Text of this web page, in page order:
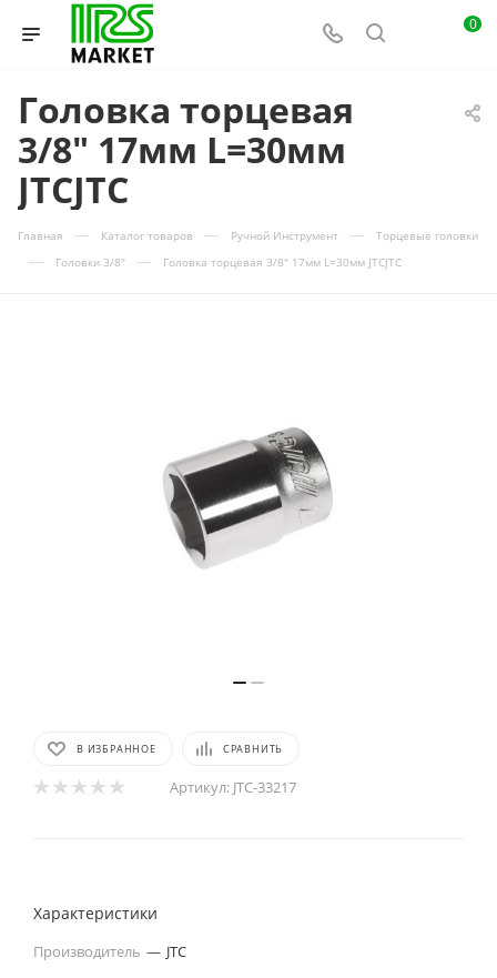
0
Головка торцевая
3/8" 17мм L=30мм
JTCJTC
Главная — Каталог товаров — Ручной Инструмент — Торцевые головки
— Головки 3/8" — Головка торцевая 3/8" 17мм L=30мм JTCJTC
В ИЗБРАННОЕ СРАВНИТЬ
Артикул: JTC-33217
Характеристики
Производитель — JTC